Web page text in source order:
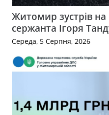
Житомир зустрів
сержанта Ігоря
Середа, 5 Серпня, 2026